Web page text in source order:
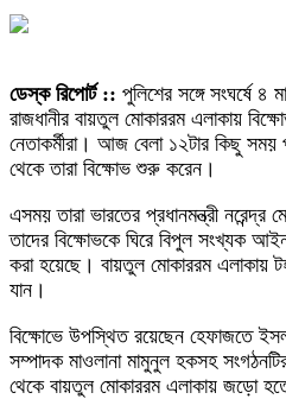
ডেস্ক রিপোর্ট :: পুলিশের সঙ্গে সংঘর্ষে ৪
রাজধানীর বায়তুল মোকাররম এলাকায়
নেতাকর্মীরা। আজ বেলা ১২টার কিছু
থেকে তারা বিক্ষোভ শুরু করেন।
এসময় তারা ভারতের প্রধানমন্ত্রী নরেন্দ্র
তাদের বিক্ষোভকে ঘিরে বিপুল সংখ্যক
করা হয়েছে। বায়তুল মোকাররম এলাকায়
যান।
বিক্ষোভে উপস্থিত রয়েছেন হেফাজতে
সম্পাদক মাওলানা মামুনুল হকসহ
থেকে বায়তুল মোকাররম এলাকায় জড়ো হতে